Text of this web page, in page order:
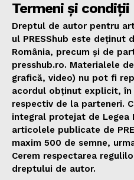
Termeni și condiții
Dreptul de autor pentru
ul PRESShub este deținut
România, precum și de
presshub.ro. Materialele
grafică, video) nu pot fi
acordul obținut explicit, în
respectiv de la parteneri.
integral protejat de Legea
articolele publicate de
maxim 500 de semne,
Cerem respectarea
dreptului de autor.